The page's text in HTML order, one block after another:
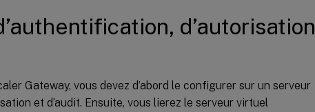
d’autorisation
Gateway, vous devez d’abord le configurer sur un serveur
et d’audit. Ensuite, vous lierez le serveur virtuel